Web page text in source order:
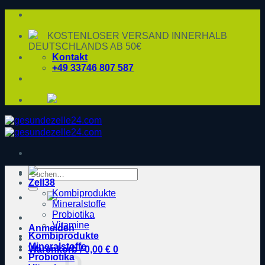
Zum
springen KOSTENLOSER VERSAND INNERHALB
DEUTSCHLANDS AB 50€
Kontakt
+49 33746 807 587
Suche
nach:
Anmelden
Warenkorb /0,00 € 0
Zell38
Kombiprodukte
Mineralstoffe
Probiotika
Vitamine
Kombiprodukte
Mineralstoffe
Probiotika